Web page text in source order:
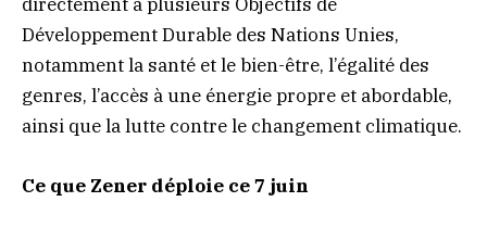
Développement Durable des Nations Unies,
notamment la santé et le bien-être, l’égalité des
genres, l’accès à une énergie propre et abordable,
ainsi que la lutte contre le changement climatique.
Ce que Zener déploie ce 7 juin